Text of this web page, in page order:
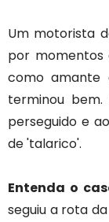
Um motorista
por momentos
como amante
terminou
perseguido e
de 'talarico'.
Entenda o
seguiu a rota